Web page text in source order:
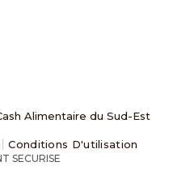
Alimentaire du Sud-Est
Conditions D'utilisation
SECURISE